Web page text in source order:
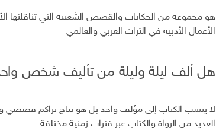
هو مجموعة من الحكايات والقصص الشعبية التي تناقلتها
الأعمال الأدبية في التراث العربي والعالمي
هل ألف ليلة وليلة من تأليف شخص
لا ينسب الكتاب إلى مؤلف واحد بل هو نتاج تراكم
العديد من الرواة والكتاب عبر فترات زمنية مختلفة